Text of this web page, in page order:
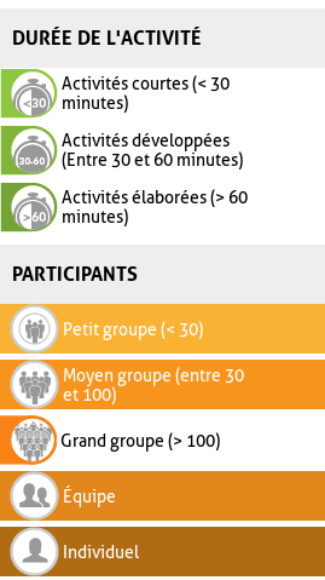
DURÉE DE L'ACTIVITÉ
Activités courtes (< 30
minutes)
Activités développées
(Entre 30 et 60 minutes)
Activités élaborées (> 60
minutes)
PARTICIPANTS
Petit groupe (< 30)
Moyen groupe (entre 30
et 100)
Grand groupe (> 100)
Équipe
Individuel